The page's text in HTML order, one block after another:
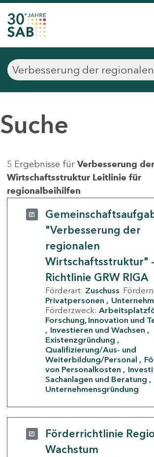
Suche
5 Ergebnisse für Verbesserung
Wirtschaftsstruktur Leitlinie für
regionalbeihilfen
"Verbesserung der
regionalen
Wirtschaftsstruktur" -
Richtlinie GRW RIGA
Förderart: Zuschuss
Privatpersonen
Förderzweck:
Forschung, Innovation und
Investieren und Wachsen
Existenzgründung
Qualifizierung/Aus- und
Weiterbildung/Personal
von Personalkosten
Sachanlagen und Beratung
Unternehmensgründung
Förderrichtlinie
Wachstum